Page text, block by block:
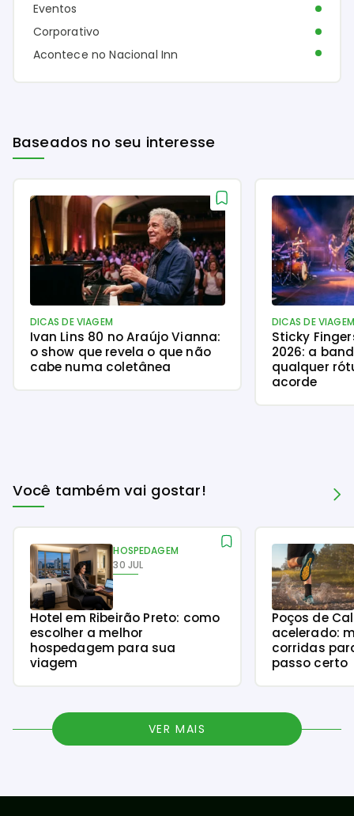
Eventos
Corporativo
Acontece no Nacional Inn
Baseados no seu interesse
DICAS DE VIAGEM
Ivan Lins 80 no Araújo Vianna:
o show que revela o que não
cabe numa coletânea
DICAS DE VIAGEM
Sticky
2026: a
qualquer
acorde
Você também vai gostar!
HOSPEDAGEM
30 JUL
Hotel em Ribeirão Preto: como
escolher a melhor
hospedagem para sua
viagem
Poços de
acelerado:
corridas
passo certo
VER MAIS